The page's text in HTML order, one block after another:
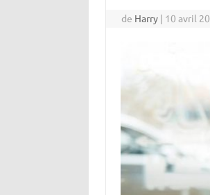
de Harry | 10 avril